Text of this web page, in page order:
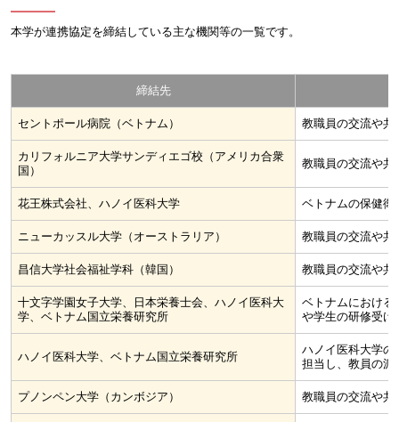
本学が連携協定を締結している主な機関等の一覧です。
締結先
セントポール病院（ベトナム） 教職員の交流や共
カリフォルニア大学サンディエゴ校（アメリカ合衆
国）
教職員の交流や共
花王株式会社、ハノイ医科大学 ベトナムの保健衛
ニューカッスル大学（オーストラリア） 教職員の交流や共
昌信大学社会福祉学科（韓国） 教職員の交流や共
十文字学園女子大学、日本栄養士会、ハノイ医科大
学、ベトナム国立栄養研究所
ベトナムにおける
や学生の研修受け
ハノイ医科大学、ベトナム国立栄養研究所
ハノイ医科大学の
担当し、教員の派
プノンペン大学（カンボジア） 教職員の交流や共